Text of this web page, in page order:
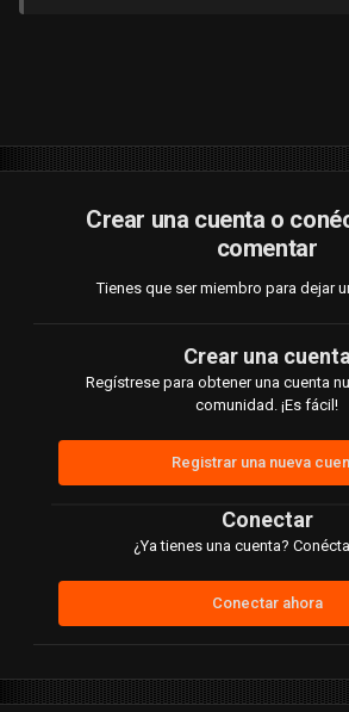
Crear una cuenta o
comentar
Tienes que ser miembro para dejar
Crear una cuenta
Regístrese para obtener una cuenta
comunidad. ¡Es fácil!
Registrar una nueva
Conectar
¿Ya tienes una cuenta?
Conectar ahora